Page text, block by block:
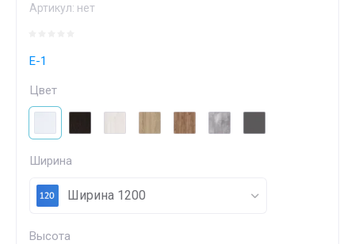
Артикул: нет
Е-1
Цвет
Ширина
Ширина 1200
Высота